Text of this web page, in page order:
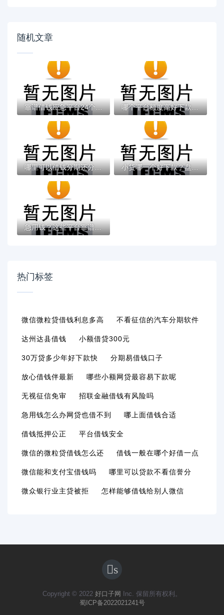
随机文章
靠谱借钱应急平台24个月使用技巧！这几点必... 哪个平台额度高好下款呢有哪些？7个类似登峰...
哪里可以借钱分期还分36期的网贷？这8个黑户... 小贷哪一个好下款？盘点最新10个比较正规的...
急用钱？这些平台靠谱吗？网红推荐的借贷渠...
热门标签
微信微粒贷借钱利息多高 不看征信的汽车分期软件
达州达县借钱 小额借贷300元
30万贷多少年好下款快 分期易借钱口子
放心借钱伴最新 哪些小额网贷最容易下款呢
无视征信免审 招联金融借钱有风险吗
急用钱怎么办网贷也借不到 哪上面借钱合适
借钱抵押公正 平台借钱安全
微信的微粒贷借钱怎么还 借钱一般在哪个好借一点
微信能和支付宝借钱吗 哪里可以贷款不看信誉分
微众银行业主贷被拒 怎样能够借钱给别人微信
s
Copyright © 2022 好口子网
Inc. 保留所有权利。
蜀ICP备2022021241号